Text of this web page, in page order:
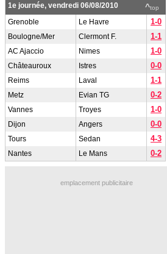
^top
1e journée, vendredi 06/08/2010
Grenoble
Le Havre 1-0
Boulogne/Mer Clermont F. 1-1
AC Ajaccio Nimes 1-0
Châteauroux Istres 0-0
Reims Laval 1-1
Metz Evian TG 0-2
Vannes Troyes 1-0
Dijon Angers 0-0
Tours Sedan 4-3
Nantes Le Mans 0-2
emplacement publicitaire